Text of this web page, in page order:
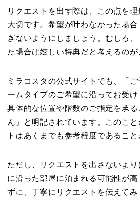
リクエストを出す際は、この点を
大切です。希望が叶わなかった場
ぎないようにしましょう。むしろ
た場合は嬉しい特典だと考えるのが
ミラコスタの公式サイトでも、「
ームタイプのご希望に沿ってお受
具体的な位置や階数のご指定を承
ん」と明記されています。このこ
トはあくまでも参考程度であること
ただし、リクエストを出さないよ
に沿った部屋に泊まれる可能性が
ずに、丁寧にリクエストを伝えてみ